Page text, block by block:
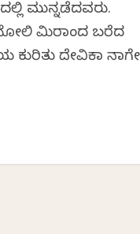
ಮುನ್ನಡೆದವರು.
ಮಿರಾಂದ ಬರೆದ
ಕುರಿತು ದೇವಿಕಾ